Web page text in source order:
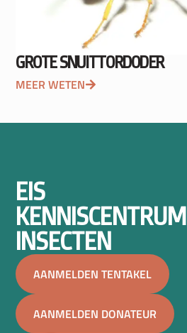
GROTE SNUITTORDODER
MEER WETEN
EIS
KENNISCENTRUM
INSECTEN
AANMELDEN TENTAKEL
AANMELDEN DONATEUR